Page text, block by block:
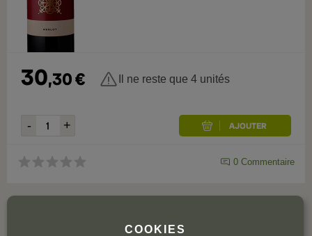
30,30€ Il ne reste que 4 unités
0 Commentaire
COOKIES